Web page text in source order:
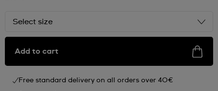
Select size
Add to cart
Free standard delivery on all orders over 40€